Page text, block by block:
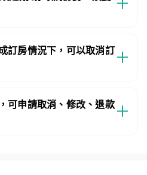
訂房情況下，可以取消訂
可申請取消、修改、退款